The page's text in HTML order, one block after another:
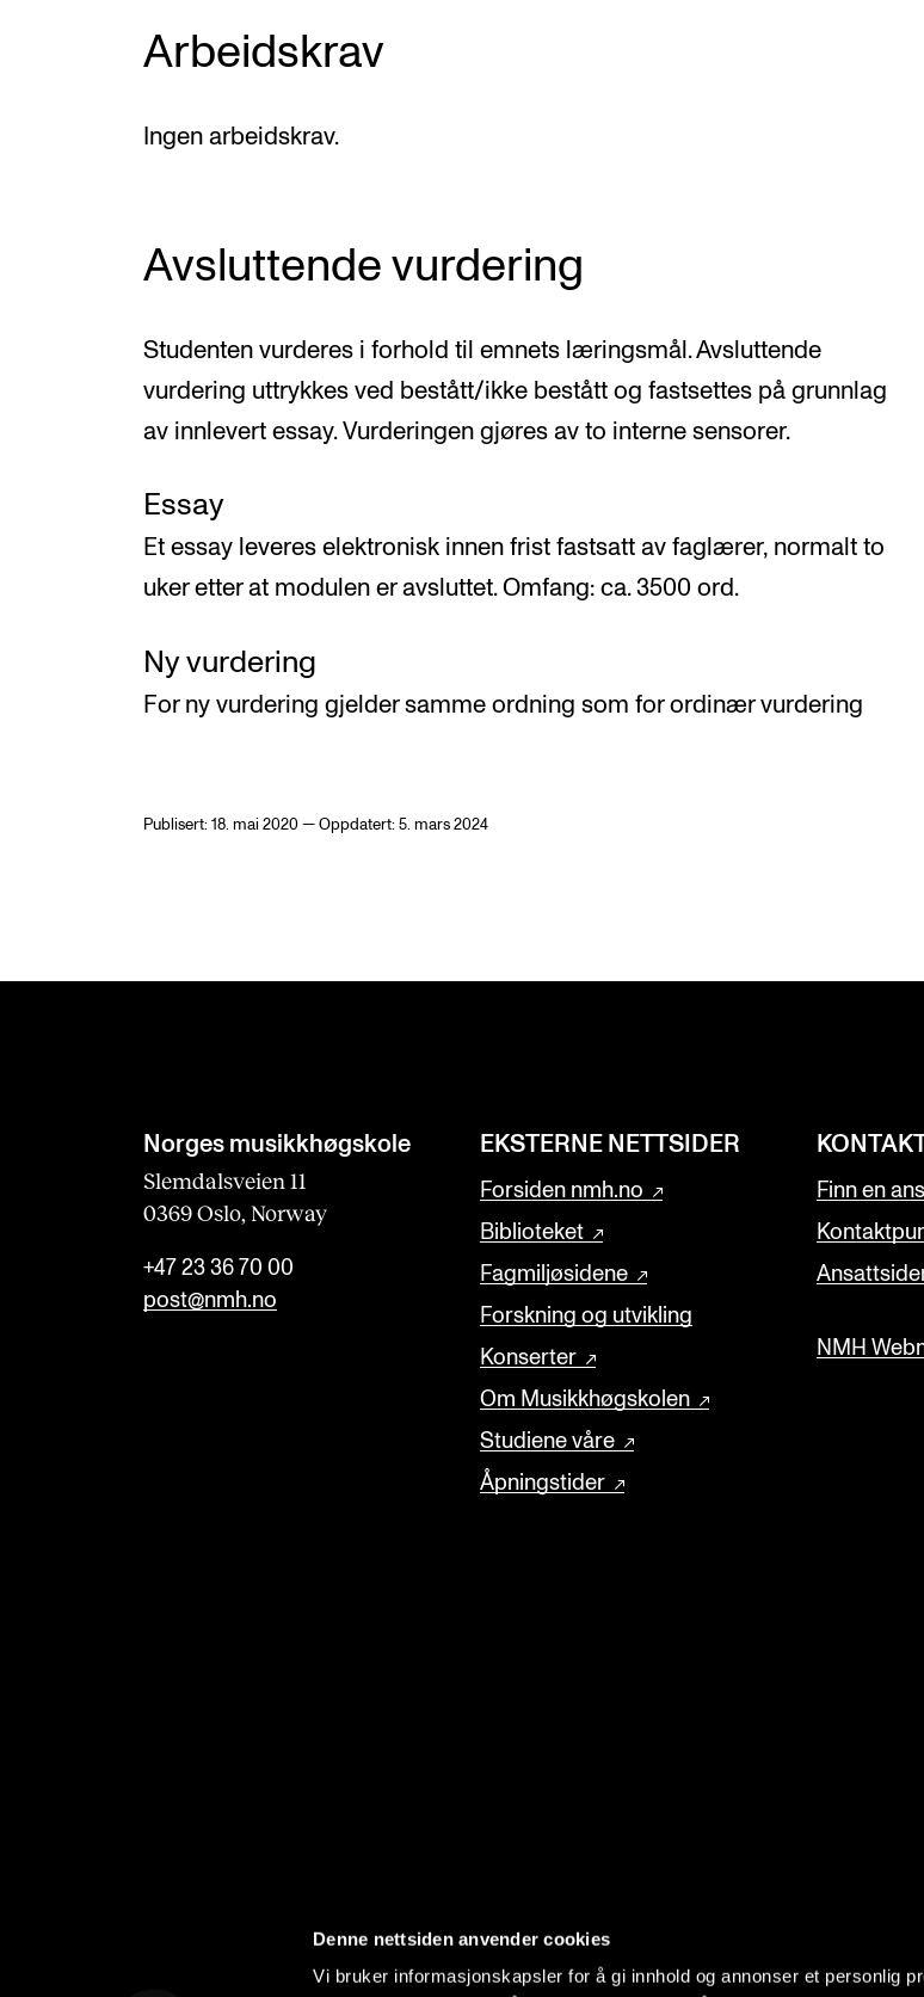
Denne nettsiden anvender cookies
Vi bruker informasjonskapsler for å gi innhold og annonser et personlig
Arbeidskrav
Ingen arbeidskrav.
Avsluttende vurdering
Studenten vurderes i forhold til emnets læringsmål. Avsluttende
vurdering uttrykkes ved bestått/ikke bestått og fastsettes på grunnlag
av innlevert essay. Vurderingen gjøres av to interne sensorer.
Essay
Et essay leveres elektronisk innen frist fastsatt av faglærer, normalt to
uker etter at modulen er avsluttet. Omfang: ca. 3500 ord.
Ny vurdering
For ny vurdering gjelder samme ordning som for ordinær vurdering
Publisert: 18. mai 2020 — Oppdatert: 5. mars 2024
Norges musikk­høgskole
Slemdalsveien 11
0369 Oslo, Norway
+47 23 36 70 00
post@nmh.no
EKSTERNE NETTSIDER
Forsiden nmh.no
Biblioteket
Fagmiljøsidene
Forskning og utvikling
Konserter
Om Musikkhøgskolen
Studiene våre
Åpningstider
KONTAKT
Finn en
NMH